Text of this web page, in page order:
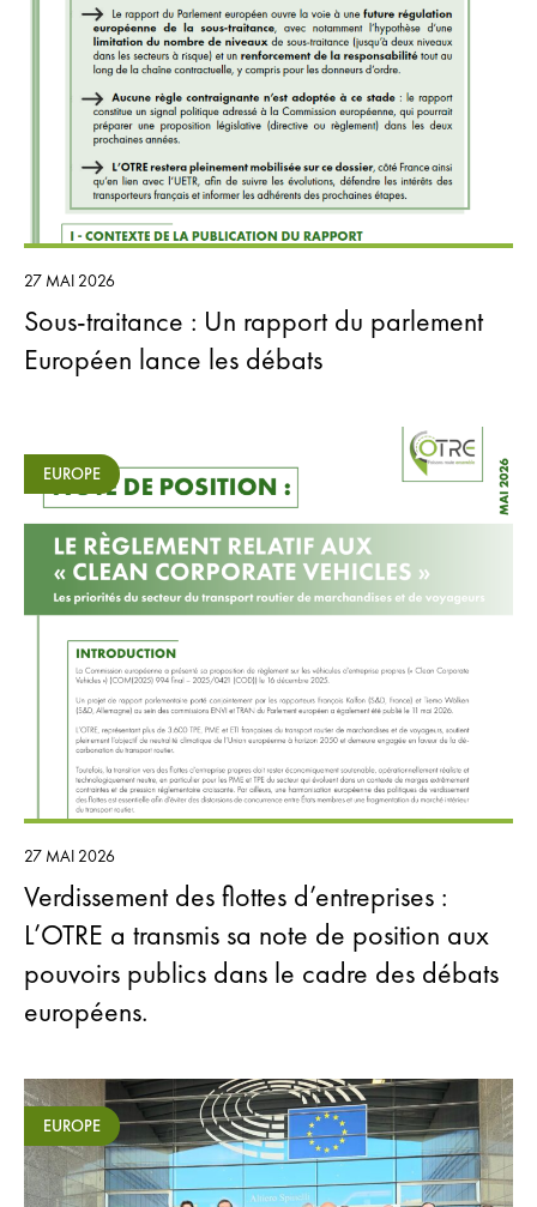
27 MAI 2026
Sous-traitance : Un rapport du parlement
Européen lance les débats
EUROPE
27 MAI 2026
Verdissement des flottes d’entreprises :
L’OTRE a transmis sa note de position aux
pouvoirs publics dans le cadre des débats
européens.
EUROPE